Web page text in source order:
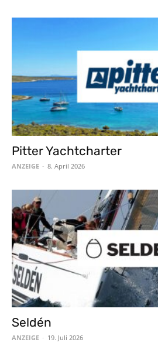
Pitter Yachtcharter
ANZEIGE - 8. April 2026
Seldén
ANZEIGE - 19. Juli 2026